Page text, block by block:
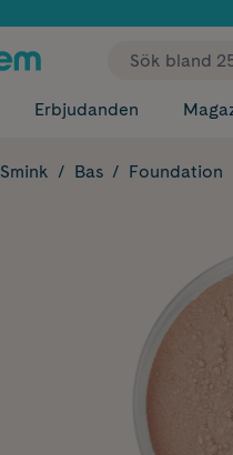
Erbjudanden
Smink Bas Foundation